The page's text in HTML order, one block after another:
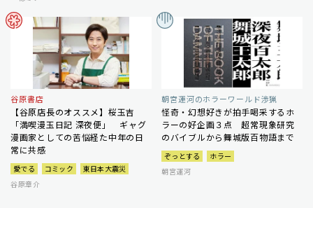
谷原書店
【谷原店長のオススメ】桜玉吉
「満喫漫玉日記 深夜便」 ギャグ
漫画家としての苦悩経た中年の日
常に共感
愛でる コミック
東日本大震災
谷原章介
朝宮運河のホラーワールド渉猟
怪奇・幻想好きが拍手喝采するホ
ラーの好企画３点 超常現象研究
のバイブルから舞城版百物語まで
ぞっとする
ホラー
朝宮運河